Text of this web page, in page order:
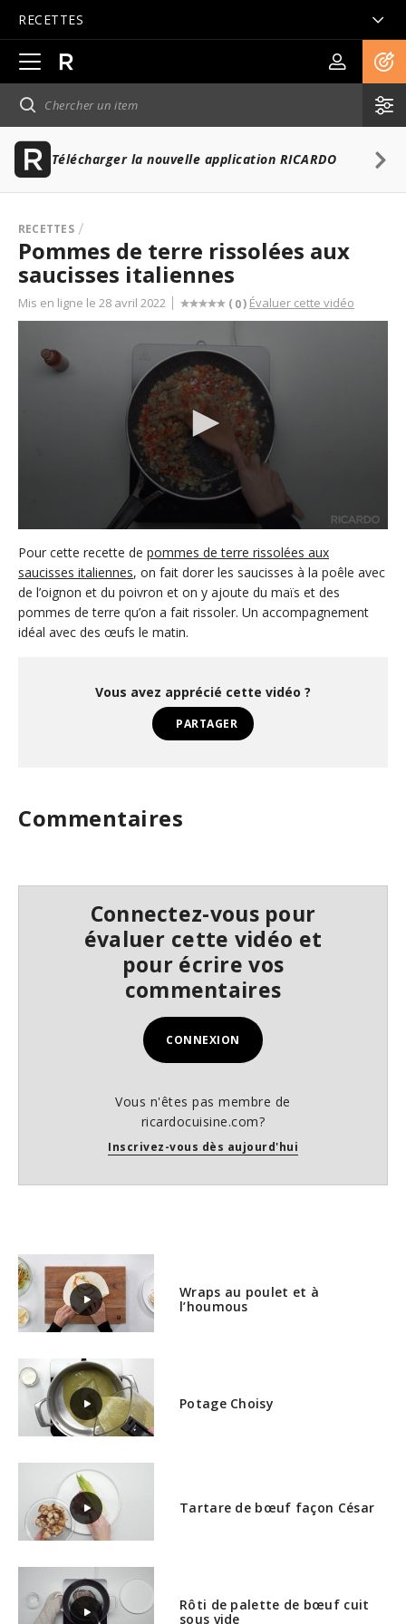
RECETTES
Ouvrir
la
navigation
principale
Télécharger la nouvelle application RICARDO
RECETTES
Pommes de terre rissolées aux
saucisses italiennes
Mis en ligne le 28 avril 2022 ( 0) Évaluer cette vidéo
s
c
o
n
d
s
1
s
n
Pour cette recette de pommes de terre rissolées aux
saucisses italiennes, on fait dorer les saucisses à la poêle avec
de l’oignon et du poivron et on y ajoute du maïs et des
pommes de terre qu’on a fait rissoler. Un accompagnement
idéal avec des œufs le matin.
Vous avez apprécié cette vidéo ?
PARTAGER
Commentaires
Connectez-vous pour
évaluer cette vidéo et
pour écrire vos
commentaires
CONNEXION
Vous n'êtes pas membre de
ricardocuisine.com?
Inscrivez-vous dès aujourd'hui
Wraps au poulet et à
l’houmous
Potage Choisy
Tartare de bœuf façon César
Rôti de palette de bœuf cuit
sous vide